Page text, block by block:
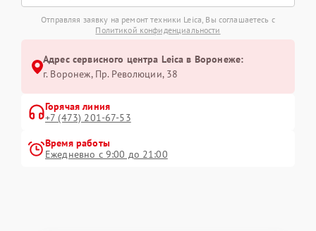
Отправляя заявку на ремонт техники Leica, Вы соглашаетесь с
Политикой конфиденциальности
Адрес сервисного центра Leica в Воронеже:
г. Воронеж, Пр. Революции, 38
Горячая линия
+7 (473) 201-67-53
Время работы
Ежедневно с 9:00 до 21:00